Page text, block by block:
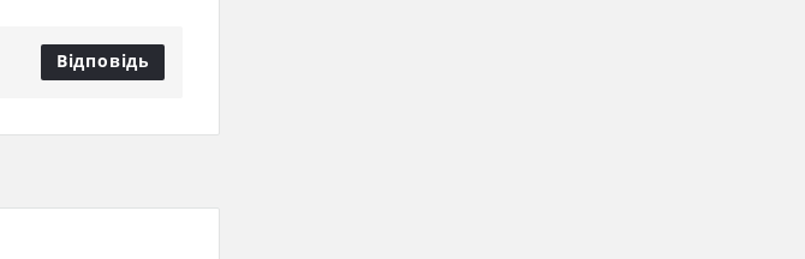
Відповідь